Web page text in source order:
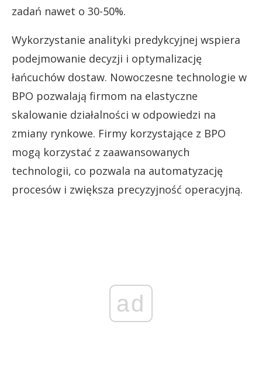
zadań nawet o 30-50%.
Wykorzystanie analityki predykcyjnej wspiera
podejmowanie decyzji i optymalizację
łańcuchów dostaw. Nowoczesne technologie w
BPO pozwalają firmom na elastyczne
skalowanie działalności w odpowiedzi na
zmiany rynkowe. Firmy korzystające z BPO
mogą korzystać z zaawansowanych
technologii, co pozwala na automatyzację
procesów i zwiększa precyzyjność operacyjną.
ad